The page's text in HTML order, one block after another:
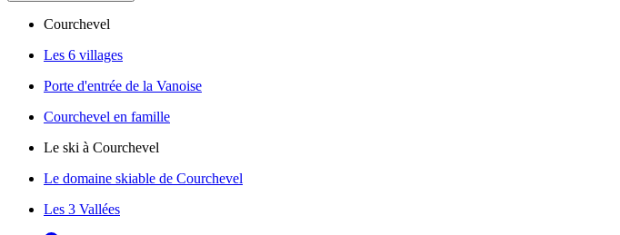
Courchevel
Les 6 villages
Porte d'entrée de la Vanoise
Courchevel en famille
Le ski à Courchevel
Le domaine skiable de Courchevel
Les 3 Vallées